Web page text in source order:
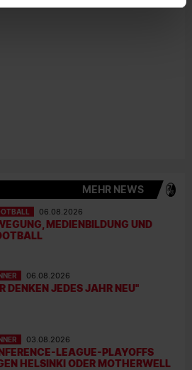
MEHR NEWS
06.08.2026
MEDIENBILDUNG UND
06.08.2026
DENKEN JEDES JAHR NEU"
03.08.2026
LEAGUE-PLAYOFFS
HELSINKI ODER MOTHERWELL